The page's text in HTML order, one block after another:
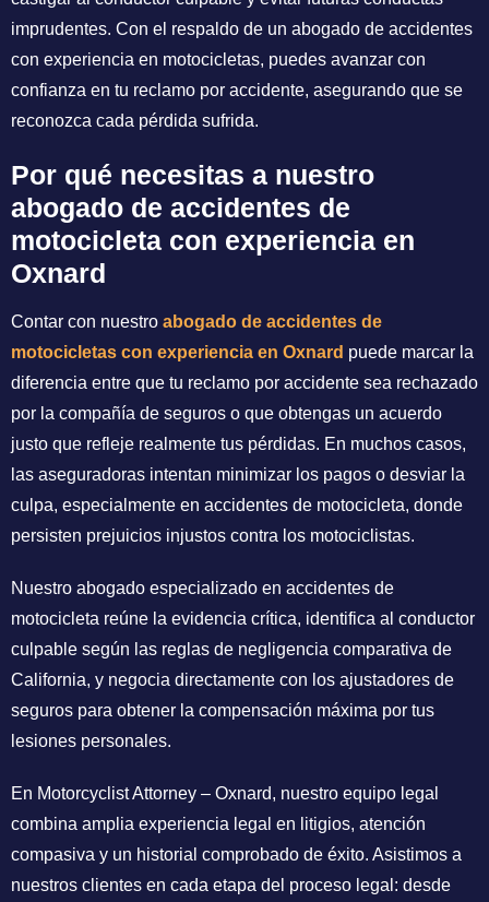
imprudentes. Con el respaldo de un abogado de accidentes
con experiencia en motocicletas, puedes avanzar con
confianza en tu reclamo por accidente, asegurando que se
reconozca cada pérdida sufrida.
Por qué necesitas a nuestro
abogado de accidentes de
motocicleta con experiencia en
Oxnard
Contar con nuestro abogado de accidentes de
motocicletas con experiencia en Oxnard puede marcar la
diferencia entre que tu reclamo por accidente sea rechazado
por la compañía de seguros o que obtengas un acuerdo
justo que refleje realmente tus pérdidas. En muchos casos,
las aseguradoras intentan minimizar los pagos o desviar la
culpa, especialmente en accidentes de motocicleta, donde
persisten prejuicios injustos contra los motociclistas.
Nuestro abogado especializado en accidentes de
motocicleta reúne la evidencia crítica, identifica al conductor
culpable según las reglas de negligencia comparativa de
California, y negocia directamente con los ajustadores de
seguros para obtener la compensación máxima por tus
lesiones personales.
En Motorcyclist Attorney – Oxnard, nuestro equipo legal
combina amplia experiencia legal en litigios, atención
compasiva y un historial comprobado de éxito. Asistimos a
nuestros clientes en cada etapa del proceso legal: desde